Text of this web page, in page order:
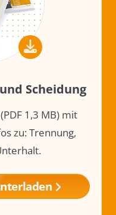
Scheidung
(PDF 1,3 MB) mit
zu: Trennung,